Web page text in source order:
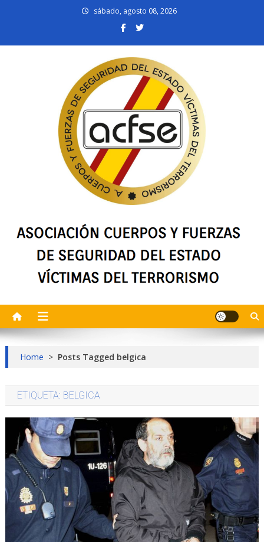
sábado, agosto 08, 2026
Terrorismo
Home > Posts Tagged belgica
ETIQUETA: BELGICA